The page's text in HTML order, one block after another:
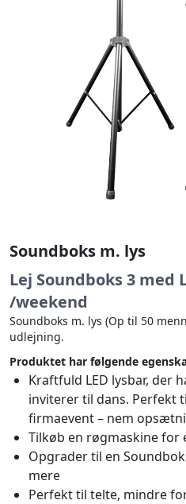
Soundboks m. lys
Lej Soundboks 3 med
/weekend
Soundboks m. lys (Op til 50
udlejning.
Produktet har følgende
Kraftfuld LED lysbar, der
inviterer til dans. Perfekt
firmaevent – nem
Tilkøb en røgmaskine for
Opgrader til en
mere
Perfekt til telte, mindre